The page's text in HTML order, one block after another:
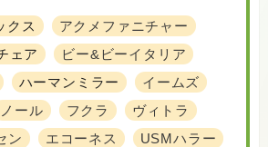
クス
アクメファニチャー
ェア
ビー&ビーイタリア
ハーマンミラー
イームズ
ノール フクラ
ヴィトラ
ン
エコーネス
USMハラー